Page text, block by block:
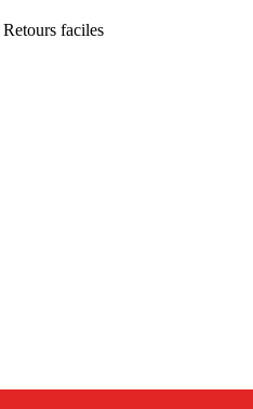
Retours faciles